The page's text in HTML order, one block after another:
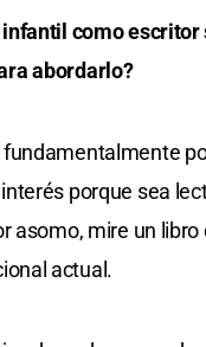
como
abordarlo?
porque sea
asomo, mire un
actual.